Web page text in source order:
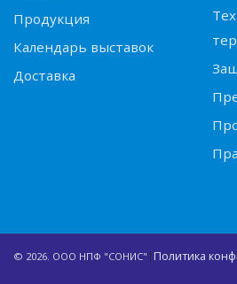
Продукция
Календарь выставок
Доставка
© 2026. ООО НПФ "СОНИС" |Политика